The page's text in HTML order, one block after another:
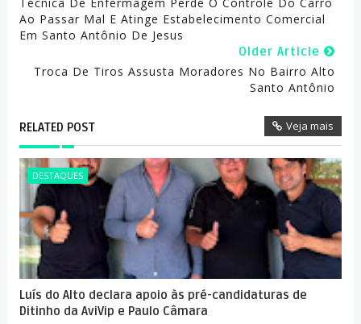
Ao Passar Mal E Atinge Estabelecimento Comercial
Em Santo Antônio De Jesus
Older Article
Troca De Tiros Assusta Moradores No Bairro Alto
Santo Antônio
RELATED POST Veja mais
DESTAQUES
Luís do Alto declara apoio às pré-candidaturas de
Ditinho da AviVip e Paulo Câmara